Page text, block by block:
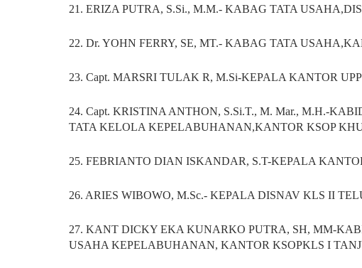
21. ERIZA PUTRA, S.Si., M.M.- KABAG TATA
22. Dr. YOHN FERRY, SE, MT.- KABAG TATA
23. Capt. MARSRI TULAK R, M.Si-KEPALA KANTOR
24. Capt. KRISTINA ANTHON, S.Si.T., M. Mar., M.H.-
TATA KELOLA KEPELABUHANAN,KANTOR KSOP
25. FEBRIANTO DIAN ISKANDAR, S.T-KEPALA
26. ARIES WIBOWO, M.Sc.- KEPALA DISNAV KLS II
27. KANT DICKY EKA KUNARKO PUTRA, SH, MM-
USAHA KEPELABUHANAN, KANTOR KSOPKLS I